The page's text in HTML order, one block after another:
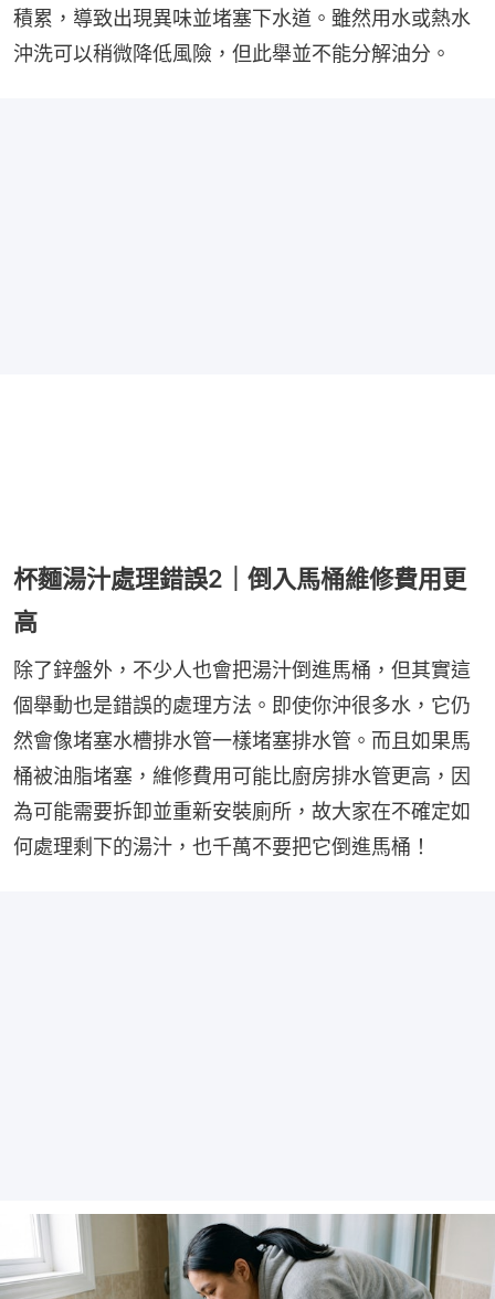
積累，導致出現異味並堵塞下水道。雖然用水或熱水
沖洗可以稍微降低風險，但此舉並不能分解油分。
杯麵湯汁處理錯誤2｜倒入馬桶維修費用更
高
除了鋅盤外，不少人也會把湯汁倒進馬桶，但其實這
個舉動也是錯誤的處理方法。即使你沖很多水，它仍
然會像堵塞水槽排水管一樣堵塞排水管。而且如果馬
桶被油脂堵塞，維修費用可能比廚房排水管更高，因
為可能需要拆卸並重新安裝廁所，故大家在不確定如
何處理剩下的湯汁，也千萬不要把它倒進馬桶！